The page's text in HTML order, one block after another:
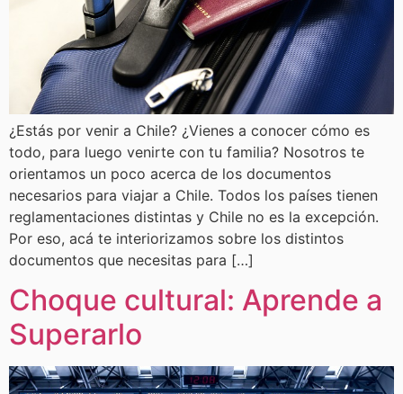
¿Estás por venir a Chile? ¿Vienes a conocer cómo es
todo, para luego venirte con tu familia? Nosotros te
orientamos un poco acerca de los documentos
necesarios para viajar a Chile. Todos los países tienen
reglamentaciones distintas y Chile no es la excepción.
Por eso, acá te interiorizamos sobre los distintos
documentos que necesitas para […]
Choque cultural: Aprende a
Superarlo